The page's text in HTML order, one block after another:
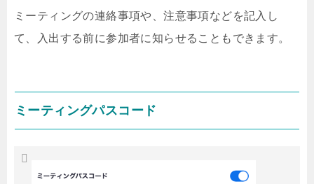
ミーティングの連絡事項や、注意事項などを記入し
て、入出する前に参加者に知らせることもできます。
ミーティングパスコード